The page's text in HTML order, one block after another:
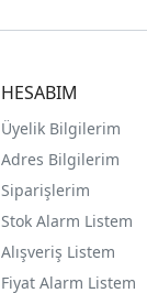
HESABIM
Üyelik Bilgilerim
Adres Bilgilerim
Siparişlerim
Stok Alarm Listem
Alışveriş Listem
Fiyat Alarm Listem